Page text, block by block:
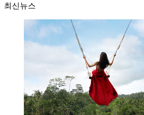
최신뉴스